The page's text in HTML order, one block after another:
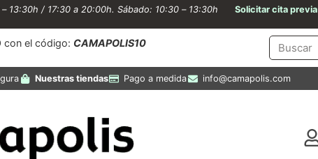
– 13:30h / 17:30 a 20:00h. Sábado: 10:30 – 13:30h Solicitar cita previa
con el código: CAMAPOLIS10
Nuestras tiendas Pago a medida info@camapolis.com